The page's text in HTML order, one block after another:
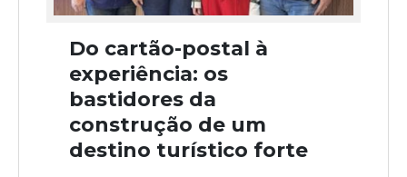
Do cartão-postal à
experiência: os
bastidores da
construção de um
destino turístico forte